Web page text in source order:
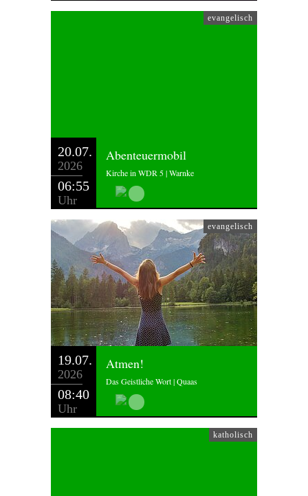
evangelisch
20.07.
2026
06:55
Uhr
Abenteuermobil
Kirche in WDR 5 | Warnke
evangelisch
19.07.
2026
08:40
Uhr
Atmen!
Das Geistliche Wort | Quaas
katholisch